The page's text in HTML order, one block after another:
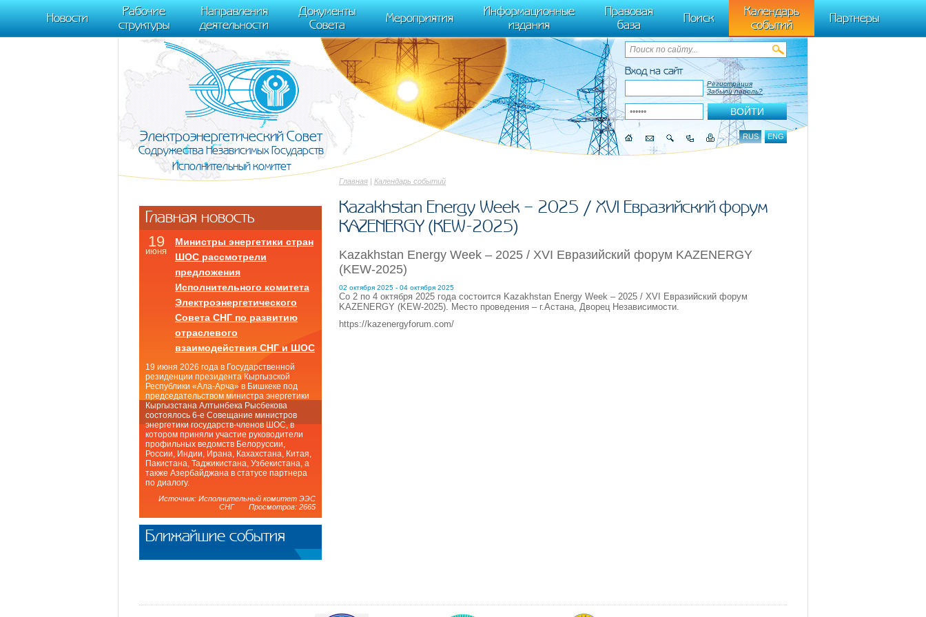
m[i].l=1*new Date(); for (var j = 0; j < document.scripts.length; j++) {if (document.scripts[j].src === r) { return; }} k=e.createElement(t),a=e.getElementsByTagName(t)[0],k.async=1,k.src=r,a.parentNode.insertBefore(k,a)}) (window,
document, "script", "https://mc.yandex.ru/metrika/tag.js", "ym"); ym(95911708, "init", { clickmap:true, trackLinks:true, accurateTrackBounce:true });
Новости
Рабочие
структуры
Направления
деятельности
Документы
Совета
Мероприятия
Информационные
издания
Правовая
база
Поиск
Календарь
событий
Партнеры
Вход на сайт
Регистрация
Забыли пароль?
RUS ENG
Электроэнергетический Совет
Содружества Независимых Государств
Исполнительный комитет
Главная | Календарь событий
Kazakhstan Energy Week – 2025 / XVI Евразийский форум
KAZENERGY (KEW-2025)
Kazakhstan Energy Week – 2025 / XVI Евразийский форум KAZENERGY
(KEW-2025)
02 октября 2025 - 04 октября 2025
Со 2 по 4 октября 2025 года состоится Kazakhstan Energy Week – 2025 / XVI Евразийский форум
KAZENERGY (KEW-2025). Место проведения – г.Астана, Дворец Независимости.
https://kazenergyforum.com/
Главная новость
19
июня
Министры энергетики стран
ШОС рассмотрели
предложения
Исполнительного комитета
Электроэнергетического
Совета СНГ по развитию
отраслевого
взаимодействия СНГ и ШОС
19 июня 2026 года в Государственной
резиденции президента Кыргызской
Республики «Ала-Арча» в Бишкеке под
председательством министра энергетики
Кыргызстана Алтынбека Рысбекова
состоялось 6-е Совещание министров
энергетики государств-членов ШОС, в
котором приняли участие руководители
профильных ведомств Белоруссии,
России, Индии, Ирана, Кахахстана, Китая,
Пакистана, Таджикистана, Узбекистана, а
также Азербайджана в статусе партнера
по диалогу.
Источник: Исполнительный комитет ЭЭС
СНГ Просмотров: 2665
Ближайшие события